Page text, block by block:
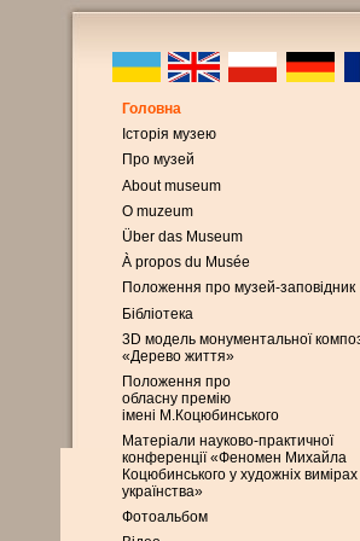
Головна
Історія музею
Про музей
About museum
O muzeum
Über das Museum
À propos du Musée
Положення про музей-заповідник
Бібліотека
3D модель монументальної
«Дерево життя»
Положення про
обласну премію
імені М.Коцюбинського
Матеріали науково-практичної
конференції «Феномен Михайла
Коцюбинського у художніх вимірах
українства»
Фотоальбом